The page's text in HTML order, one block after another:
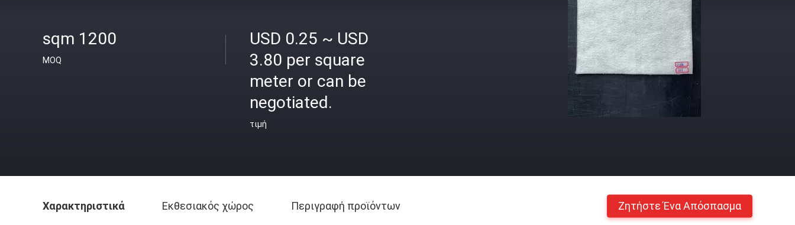
sqm 1200
MOQ
USD 0.25 ~ USD
3.80 per square
meter or can be
negotiated.
τιμή
Χαρακτηριστικά Εκθεσιακός χώρος Περιγραφή προϊόντων Ζητήστε Ένα Απόσπασμα